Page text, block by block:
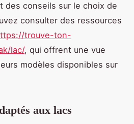
des conseils sur le choix de
consulter des ressources
trouve-ton-
lac/, qui offrent une vue
modèles disponibles sur
aux lacs